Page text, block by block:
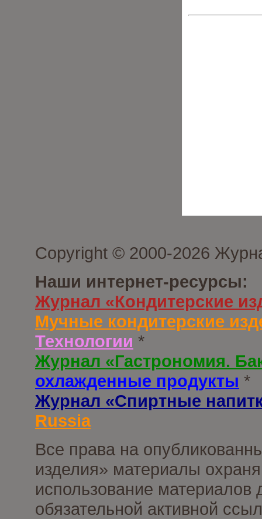
Copyright © 2000-2026
Наши интернет-ресурсы:
Журнал «Кондитерские
Мучные кондитерские
Технологии *
Журнал «Гастрономия.
охлажденные продукты *
Журнал «Спиртные
Russia
Все права на
изделия» материалы
использование материалов
обязательной активной